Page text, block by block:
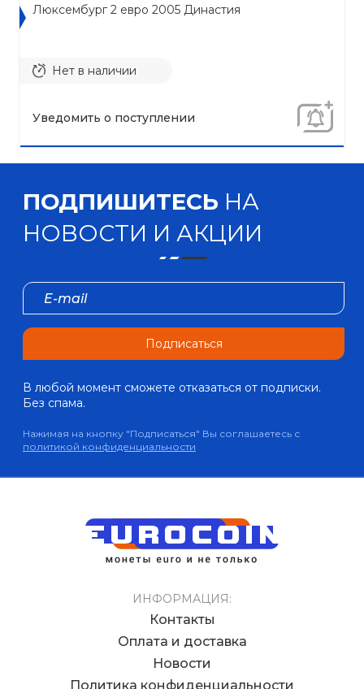
Люксембург 2 евро 2005 Династия
Нет в наличии
Уведомить о поступлении
ПОДПИШИТЕСЬ НА
НОВОСТИ И АКЦИИ
Подписаться
В любой момент сможете отказаться от подписки.
Без спама.
Нажимая на кнопку "Подписаться" Вы соглашаетесь с
политикой конфиденциальности
ИНФОРМАЦИЯ:
Контакты
Оплата и доставка
Новости
Политика конфиденциальности